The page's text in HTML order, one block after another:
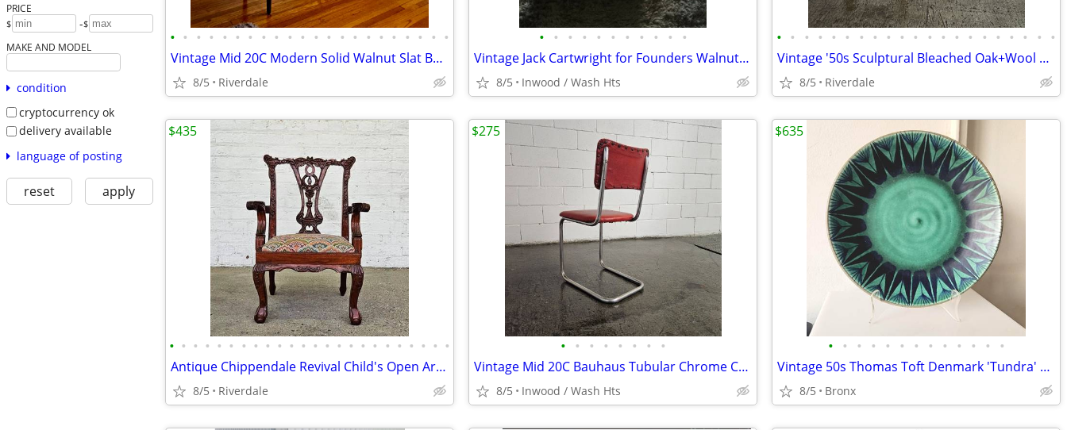
PRICE
$ -$
MAKE AND MODEL
condition
cryptocurrency ok
delivery available
language of posting
reset apply
• • • • • • • • • • • • • • • • • • • • • •
Vintage Mid 20C Modern Solid Walnut Slat Bench Table 60"
8/5 Riverdale
• • • • • • • • • • •
Vintage Jack Cartwright for Founders Walnut & Cohyde Hassocks PAIR
8/5 Inwood / Wash Hts
• • • • • • • • • • • • • • • • • • • • •
Vintage '50s Sculptural Bleached Oak+Wool Open Arm Lounge Chairs
8/5 Riverdale
• • • • • • • • • • • • • • • • • • • • • • • •
Antique Chippendale Revival Child's Open ArmChair
8/5 Riverdale
$435
• • • • • • • •
Vintage Mid 20C Bauhaus Tubular Chrome Cantilever Side Accent Chair
8/5 Inwood / Wash Hts
$275
• • • • • • • • • • • • •
Vintage 50s Thomas Toft Denmark 'Tundra' Studio Pottery Large.Dish
8/5 Bronx
$635